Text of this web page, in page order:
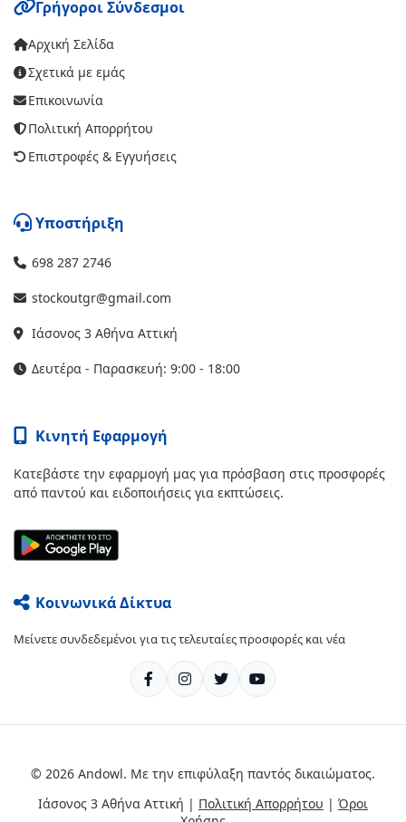
Γρήγοροι Σύνδεσμοι
Αρχική Σελίδα
Σχετικά με εμάς
Επικοινωνία
Πολιτική Απορρήτου
Επιστροφές & Εγγυήσεις
Υποστήριξη
698 287 2746
stockoutgr@gmail.com
Ιάσονος 3 Αθήνα Αττική
Δευτέρα - Παρασκευή: 9:00 - 18:00
Κινητή Εφαρμογή
Κατεβάστε την εφαρμογή μας για πρόσβαση στις προσφορές
από παντού και ειδοποιήσεις για εκπτώσεις.
Κοινωνικά Δίκτυα
Μείνετε συνδεδεμένοι για τις τελευταίες προσφορές και νέα
© 2026 Andowl. Με την επιφύλαξη παντός δικαιώματος.
Ιάσονος 3 Αθήνα Αττική | Πολιτική Απορρήτου | Όροι